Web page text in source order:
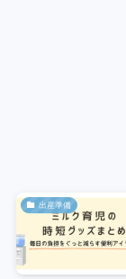
出産準備